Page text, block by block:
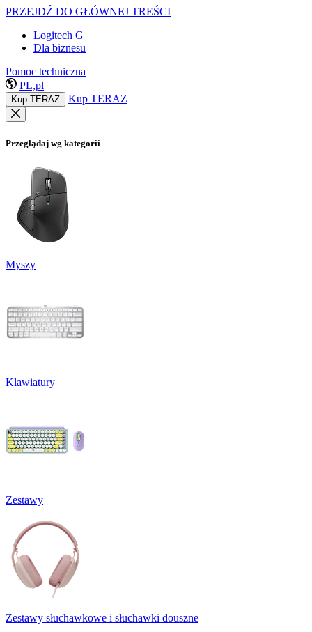
PRZEJDŹ DO GŁÓWNEJ TREŚCI
Logitech G
Dla biznesu
Pomoc techniczna
PL,pl
Kup TERAZ Kup TERAZ
Przeglądaj wg kategorii
Myszy
Klawiatury
Zestawy
Zestawy słuchawkowe i słuchawki douszne